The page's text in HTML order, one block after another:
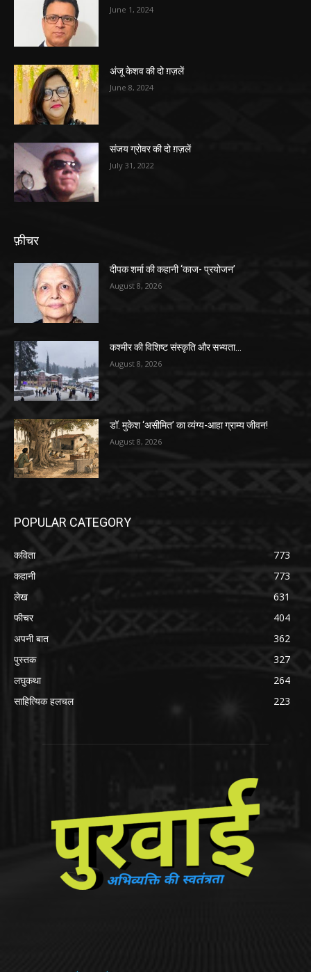
June 1, 2024
अंजू केशव की दो ग़ज़लें
June 8, 2024
संजय ग्रोवर की दो ग़ज़लें
July 31, 2022
फ़ीचर
दीपक शर्मा की कहानी ‘काज- प्रयोजन’
August 8, 2026
कश्मीर की विशिष्ट संस्कृति और सभ्यता…
August 8, 2026
डॉ. मुकेश ‘असीमित’ का व्यंग्य-आहा ग्राम्य जीवन!
August 8, 2026
POPULAR CATEGORY
कविता
773
कहानी
773
लेख
631
फीचर
404
अपनी बात
362
पुस्तक
327
लघुकथा
264
साहित्यिक हलचल
223